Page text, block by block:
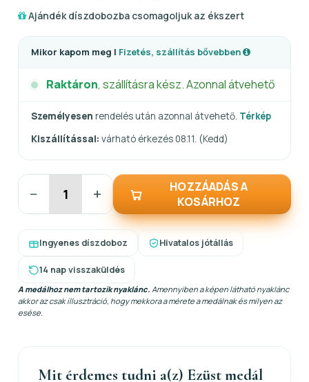
Ajándék díszdobozba csomagoljuk az ékszert
Mikor kapom meg | Fizetés, szállítás bővebben
Raktáron, szállításra kész. Azonnal átvehető
Személyesen rendelés után azonnal átvehető. Térkép
Kiszállítással: várható érkezés 08.11. (Kedd)
− +
HOZZÁADÁS A
KOSÁRHOZ
Ingyenes díszdoboz Hivatalos jótállás
14 nap visszaküldés
A medálhoz nem tartozik nyaklánc. Amennyiben a képen látható nyaklánc
akkor az csak illusztráció, hogy mekkora a mérete a medálnak és milyen az
esése.
Mit érdemes tudni a(z) Ezüst medál